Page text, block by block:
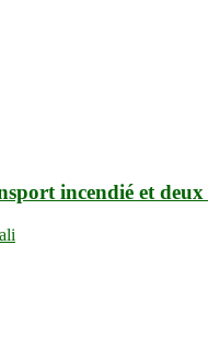
incendié et